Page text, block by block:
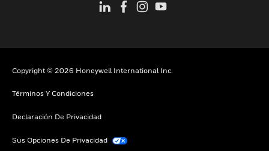
Copyright © 2026 Honeywell International Inc.
Términos Y Condiciones
Declaración De Privacidad
Sus Opciones De Privacidad